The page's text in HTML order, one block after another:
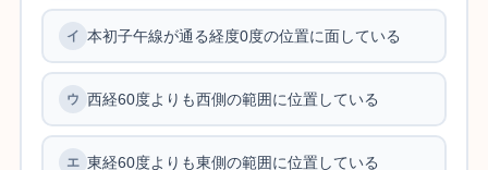
本初子午線が通る経度0度の位置に面している
西経60度よりも西側の範囲に位置している
東経60度よりも東側の範囲に位置している